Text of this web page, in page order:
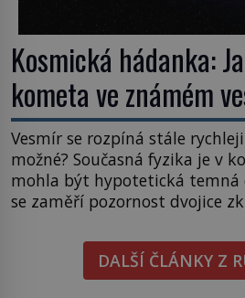
Kosmická hádanka:
kometa ve známém
Vesmír se rozpíná stále
možné? Současná fyzika je v
mohla být hypotetická temná
se zaměří pozornost dvojice
hmatatelnějšího. Naprosto
Astronomové Pedro
mravenčí prací zkoumají
DALŠÍ ČLÁNKY Z